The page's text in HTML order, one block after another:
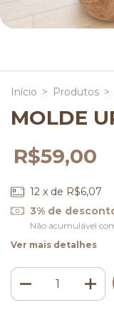
Início > Produtos >
MOLDE
R$59,00
12 x de R$6,07
3% de
Não acumulável
Ver mais detalhes